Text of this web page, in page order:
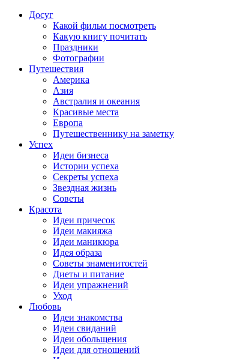
Досуг
Какой фильм посмотреть
Какую книгу почитать
Праздники
Фотографии
Путешествия
Америка
Азия
Австралия и океания
Красивые места
Европа
Путешественнику на заметку
Успех
Идеи бизнеса
Истории успеха
Секреты успеха
Звездная жизнь
Советы
Красота
Идеи причесок
Идеи макияжа
Идеи маникюра
Идея образа
Советы знаменитостей
Диеты и питание
Идеи упражнений
Уход
Любовь
Идеи знакомства
Идеи свиданий
Идеи обольщения
Идеи для отношений